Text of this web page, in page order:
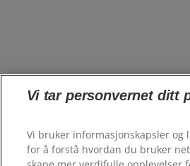
Vi tar personvernet ditt
Vi bruker informasjonskapsler og
for å forstå hvordan du bruker